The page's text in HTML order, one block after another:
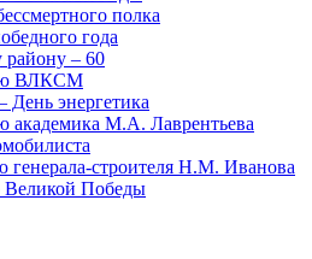
полка
года
району – 60
ВЛКСМ
День энергетика
академика М.А. Лаврентьева
генерала-строителя Н.М. Иванова
Победы